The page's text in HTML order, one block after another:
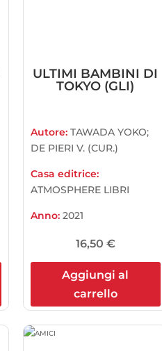
ULTIMI BAMBINI DI
TOKYO (GLI)
Autore: TAWADA YOKO;
DE PIERI V. (CUR.)
Casa editrice:
ATMOSPHERE LIBRI
Anno: 2021
16,50 €
Aggiungi al
carrello